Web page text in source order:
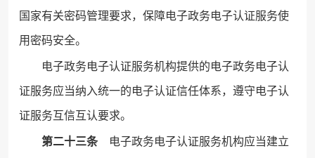
国家有关密码管理要求，保障电子政务电子认证服务使
用密码安全。
电子政务电子认证服务机构提供的电子政务电子认
证服务应当纳入统一的电子认证信任体系，遵守电子认
证服务互信互认要求。
第二十三条电子政务电子认证服务机构应当建立